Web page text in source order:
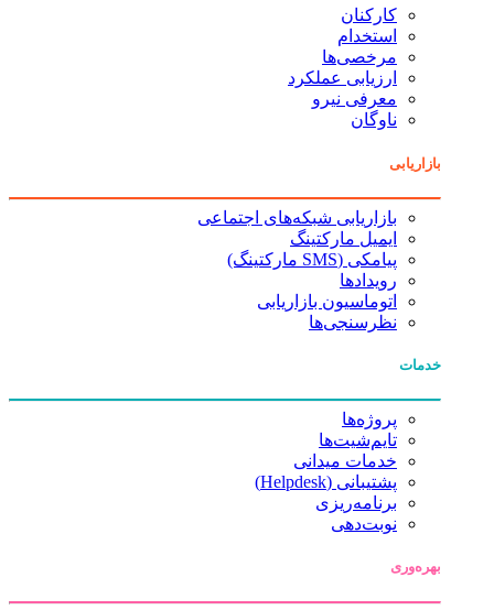
کارکنان
استخدام
مرخصی‌ها
ارزیابی عملکرد
معرفی نیرو
ناوگان
بازاریابی
بازاریابی شبکه‌های اجتماعی
ایمیل مارکتینگ
پیامکی (SMS مارکتینگ)
رویدادها
اتوماسیون بازاریابی
نظرسنجی‌ها
خدمات
پروژه‌ها
تایم‌شیت‌ها
خدمات میدانی
پشتیبانی (Helpdesk)
برنامه‌ریزی
نوبت‌دهی
بهره‌وری